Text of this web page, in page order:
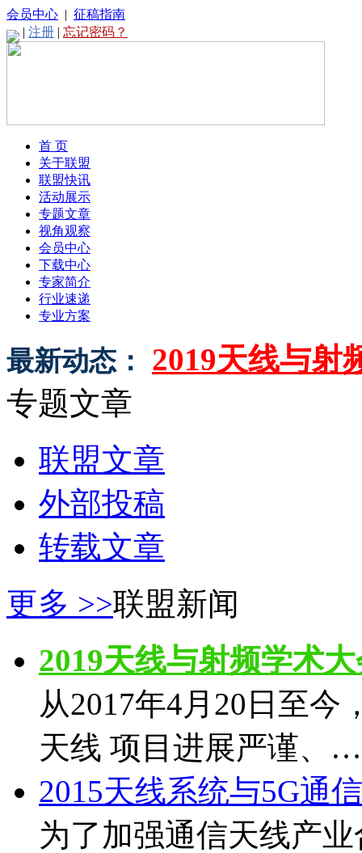
会员中心 | 征稿指南
| 注册 | 忘记密码？
首 页
关于联盟
联盟快讯
活动展示
专题文章
视角观察
会员中心
下载中心
专家简介
行业速递
专业方案
最新动态：
2019天线与射
专题文章
联盟文章
外部投稿
转载文章
更多 >>联盟新闻
2019天线与射频学术
从2017年4月20日至今
天线 项目进展严谨
2015天线系统与5G通
为了加强通信天线产